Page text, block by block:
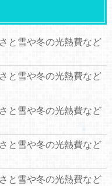
と雪や冬の光熱費など
と雪や冬の光熱費など
と雪や冬の光熱費など
と雪や冬の光熱費など
と雪や冬の光熱費など